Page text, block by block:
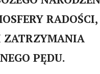
RADOŚCI,
PĘDU.